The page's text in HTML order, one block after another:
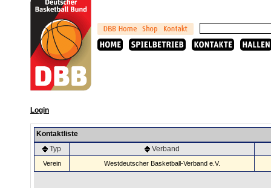
Login
Kontaktliste
Typ
Verband
Verein Westdeutscher Basketball-Verband e.V.